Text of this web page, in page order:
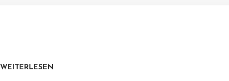
WEITERLESEN